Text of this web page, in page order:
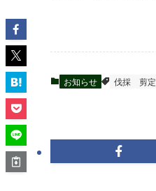
お知らせ 伐採 剪定